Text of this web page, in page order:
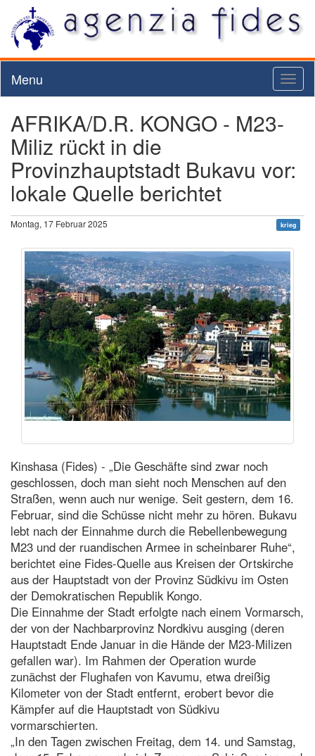
Menu
AFRIKA/D.R. KONGO - M23-
Miliz rückt in die
Provinzhauptstadt Bukavu vor:
lokale Quelle berichtet
Montag, 17 Februar 2025 krieg
Kinshasa (Fides) - „Die Geschäfte sind zwar noch
geschlossen, doch man sieht noch Menschen auf den
Straßen, wenn auch nur wenige. Seit gestern, dem 16.
Februar, sind die Schüsse nicht mehr zu hören. Bukavu
lebt nach der Einnahme durch die Rebellenbewegung
M23 und der ruandischen Armee in scheinbarer Ruhe“,
berichtet eine Fides-Quelle aus Kreisen der Ortskirche
aus der Hauptstadt von der Provinz Südkivu im Osten
der Demokratischen Republik Kongo.
Die Einnahme der Stadt erfolgte nach einem Vormarsch,
der von der Nachbarprovinz Nordkivu ausging (deren
Hauptstadt Ende Januar in die Hände der M23-Milizen
gefallen war). Im Rahmen der Operation wurde
zunächst der Flughafen von Kavumu, etwa dreißig
Kilometer von der Stadt entfernt, erobert bevor die
Kämpfer auf die Hauptstadt von Südkivu
vormarschierten.
„In den Tagen zwischen Freitag, dem 14. und Samstag,